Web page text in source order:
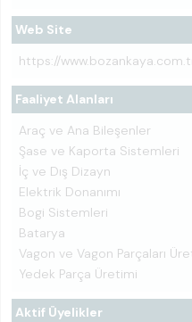
Web Site
https://
Faaliyet Alanları
Araç ve Ana Bileşenler
Şase ve Kaporta Sistemleri
İç ve Dış Dizayn
Elektrik Donanımı
Bogi Sistemleri
Batarya
Vagon ve Vagon Parçaları
Yedek Parça Üretimi
Aktif Üyelikler